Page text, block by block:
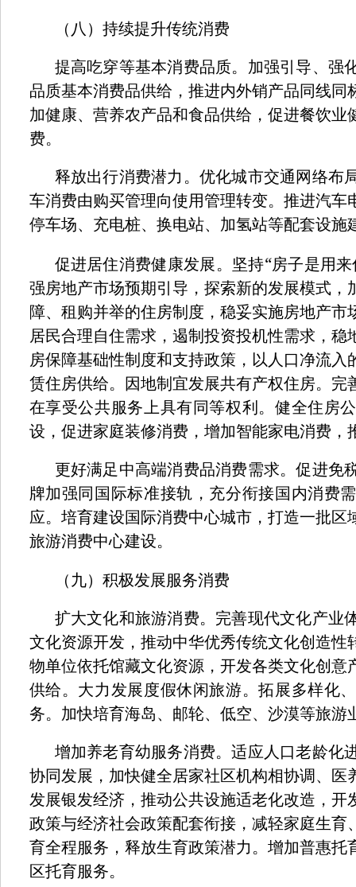
（八）持续提升传统消费
提高吃穿等基本消费品质。加强引导、强
品质基本消费品供给，推进内外销产品同线同
加健康、营养农产品和食品供给，促进餐饮业
费。
释放出行消费潜力。优化城市交通网络布
车消费由购买管理向使用管理转变。推进汽车
停车场、充电桩、换电站、加氢站等配套设施
促进居住消费健康发展。坚持“房子是用
强房地产市场预期引导，探索新的发展模式，
障、租购并举的住房制度，稳妥实施房地产市
居民合理自住需求，遏制投资投机性需求，
房保障基础性制度和支持政策，以人口净流
赁住房供给。因地制宜发展共有产权住房。完
在享受公共服务上具有同等权利。健全住房
设，促进家庭装修消费，增加智能家电消费，
更好满足中高端消费品消费需求。促进免
牌加强同国际标准接轨，充分衔接国内消费
应。培育建设国际消费中心城市，打造一批区
旅游消费中心建设。
（九）积极发展服务消费
扩大文化和旅游消费。完善现代文化产业
文化资源开发，推动中华优秀传统文化创造性
物单位依托馆藏文化资源，开发各类文化创意
供给。大力发展度假休闲旅游。拓展多样化
务。加快培育海岛、邮轮、低空、沙漠等旅游
增加养老育幼服务消费。适应人口老龄化
协同发展，加快健全居家社区机构相协调、医
发展银发经济，推动公共设施适老化改造，开
政策与经济社会政策配套衔接，减轻家庭生育
育全程服务，释放生育政策潜力。增加普惠托
区托育服务。